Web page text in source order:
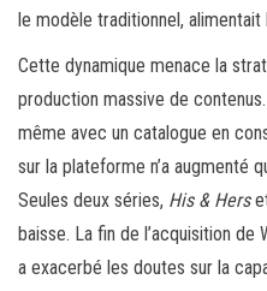
le modèle traditionnel, alimentait
Cette dynamique menace la
production massive de
même avec un catalogue en
sur la plateforme n’a augmenté
Seules deux séries, His & Hers
baisse. La fin de l’acquisition
a exacerbé les doutes sur la